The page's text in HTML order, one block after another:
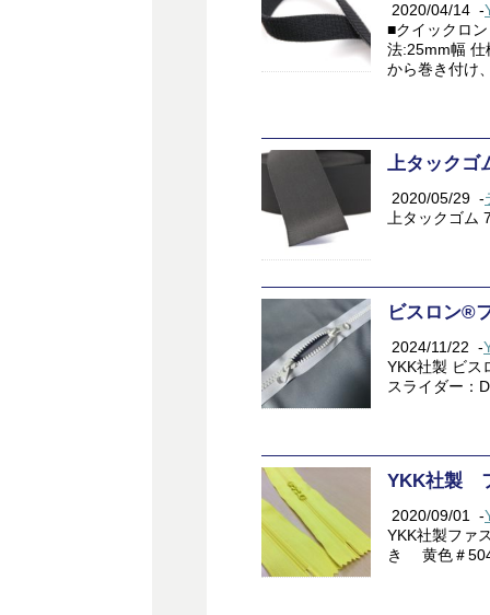
2020/04/14 -
■クイックロ
法:25mm幅 仕
から巻き付
上タック
2020/05/29 -
上タックゴム
ビスロン®
2024/11/22 -
YKK社製 ビス
スライダー
YKK社製
2020/09/01 -
YKK社製ファ
き 黄色＃504